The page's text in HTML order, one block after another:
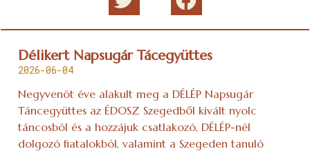
Délikert Napsugár Tácegyüttes
2026-06-04
Negyvenöt éve alakult meg a DÉLÉP Napsugár
Táncegyüttes az ÉDOSZ Szegedből kivált nyolc
táncosból és a hozzájuk csatlakozó, DÉLÉP-nél
dolgozó fiatalokból, valamint a Szegeden tanuló